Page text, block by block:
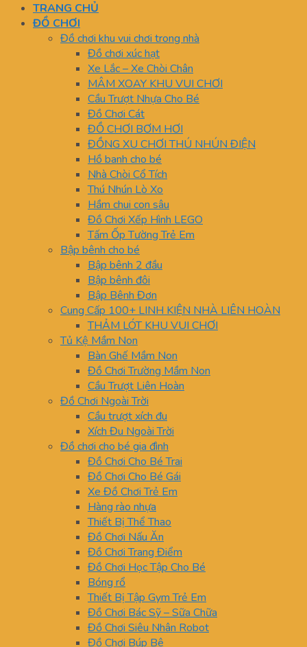
TRANG CHỦ
ĐỒ CHƠI
Đồ chơi khu vui chơi trong nhà
Đồ chơi xúc hạt
Xe Lắc – Xe Chòi Chân
MÂM XOAY KHU VUI CHƠI
Cầu Trượt Nhựa Cho Bé
Đồ Chơi Cát
ĐỒ CHƠI BƠM HƠI
ĐỒNG XU CHƠI THÚ NHÚN ĐIỆN
Hồ banh cho bé
Nhà Chòi Cổ Tích
Thú Nhún Lò Xo
Hầm chui con sâu
Đồ Chơi Xếp Hình LEGO
Tấm Ốp Tường Trẻ Em
Bập bênh cho bé
Bập bênh 2 đầu
Bập bênh đôi
Bập Bênh Đơn
Cung Cấp 100+ LINH KIỆN NHÀ LIÊN HOÀN
THẢM LÓT KHU VUI CHƠI
Tủ Kệ Mầm Non
Bàn Ghế Mầm Non
Đồ Chơi Trường Mầm Non
Cầu Trượt Liên Hoàn
Đồ Chơi Ngoài Trời
Cầu trượt xích đu
Xích Đu Ngoài Trời
Đồ chơi cho bé gia đình
Đồ Chơi Cho Bé Trai
Đồ Chơi Cho Bé Gái
Xe Đồ Chơi Trẻ Em
Hàng rào nhựa
Thiết Bị Thể Thao
Đồ Chơi Nấu Ăn
Đồ Chơi Trang Điểm
Đồ Chơi Học Tập Cho Bé
Bóng rổ
Thiết Bị Tập Gym Trẻ Em
Đồ Chơi Bác Sỹ – Sữa Chữa
Đồ Chơi Siêu Nhân Robot
Đồ Chơi Búp Bê